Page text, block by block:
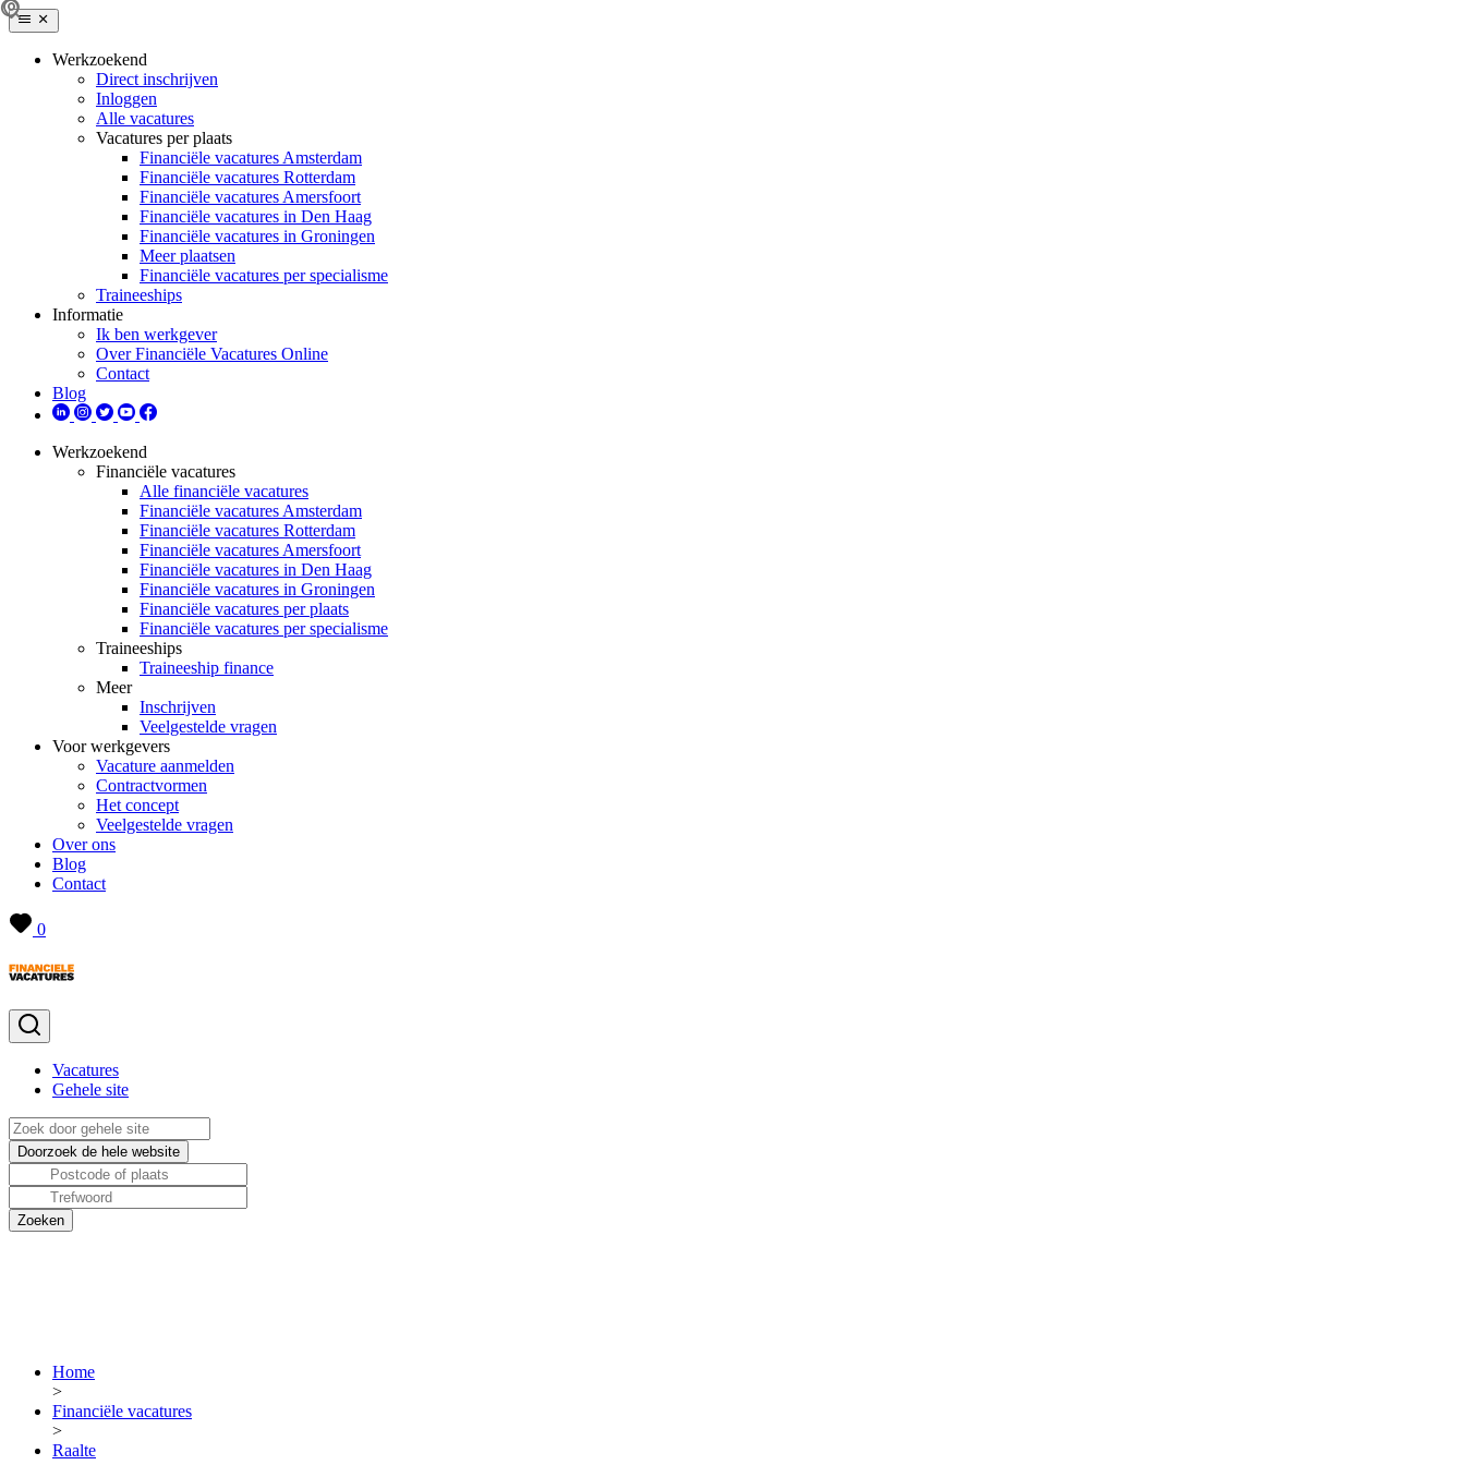
Werkzoekend
Direct inschrijven
Inloggen
Alle vacatures
Vacatures per plaats
Financiële vacatures Amsterdam
Financiële vacatures Rotterdam
Financiële vacatures Amersfoort
Financiële vacatures in Den Haag
Financiële vacatures in Groningen
Meer plaatsen
Financiële vacatures per specialisme
Traineeships
Informatie
Ik ben werkgever
Over Financiële Vacatures Online
Contact
Blog
Werkzoekend
Financiële vacatures
Alle financiële vacatures
Financiële vacatures Amsterdam
Financiële vacatures Rotterdam
Financiële vacatures Amersfoort
Financiële vacatures in Den Haag
Financiële vacatures in Groningen
Financiële vacatures per plaats
Financiële vacatures per specialisme
Traineeships
Traineeship finance
Meer
Inschrijven
Veelgestelde vragen
Voor werkgevers
Vacature aanmelden
Contractvormen
Het concept
Veelgestelde vragen
Over ons
Blog
Contact
0
Vacatures
Gehele site
Home
>
Financiële vacatures
>
Raalte